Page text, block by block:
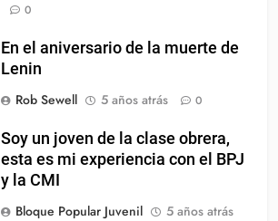
0
En el aniversario de la muerte de
Lenin
Rob Sewell
5 años atrás 0
Soy un joven de la clase obrera,
esta es mi experiencia con el BPJ
y la CMI
Bloque Popular Juvenil
5 años atrás